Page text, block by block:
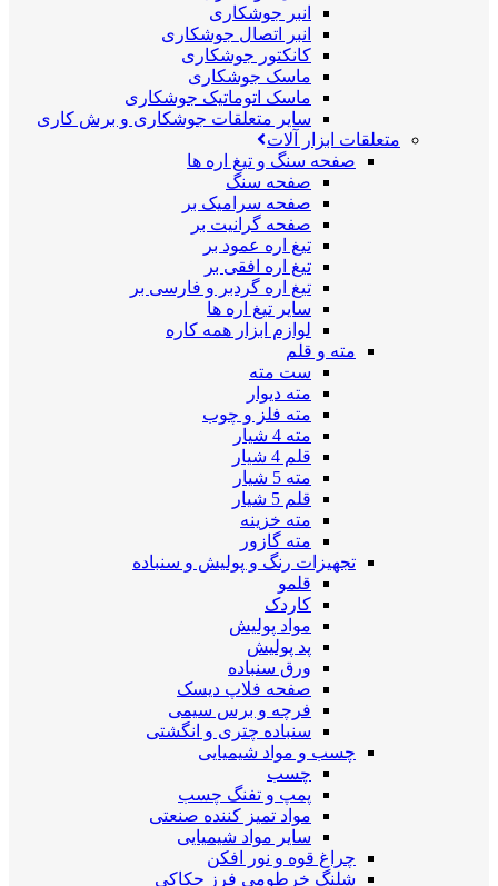
انبر جوشکاری
انبر اتصال جوشکاری
کانکتور جوشکاری
ماسک جوشکاری
ماسک اتوماتیک جوشکاری
سایر متعلقات جوشکاری و برش کاری
متعلقات ابزار آلات
صفحه سنگ و تیغ اره ها
صفحه سنگ
صفحه سرامیک بر
صفحه گرانیت بر
تیغ اره عمود بر
تیغ اره افقی بر
تیغ اره گردبر و فارسی بر
سایر تیغ اره ها
لوازم ابزار همه کاره
مته و قلم
ست مته
مته دیوار
مته فلز و چوب
مته 4 شیار
قلم 4 شیار
مته 5 شیار
قلم 5 شیار
مته خزینه
مته گازور
تجهیزات رنگ و پولیش و سنباده
قلمو
کاردک
مواد پولیش
پد پولیش
ورق سنباده
صفحه فلاپ دیسک
فرچه و برس سیمی
سنباده چتری و انگشتی
چسب و مواد شیمیایی
چسب
پمپ و تفنگ چسب
مواد تمیز کننده صنعتی
سایر مواد شیمیایی
چراغ قوه و نور افکن
شلنگ خرطومی فرز حکاکی